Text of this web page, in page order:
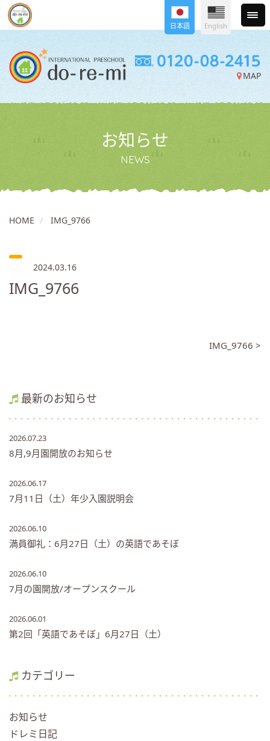
MAP
日本語 English
お知らせ
NEWS
HOME IMG_9766
2024.03.16
IMG_9766
IMG_9766 >
最新のお知らせ
2026.07.23
8月,9月園開放のお知らせ
2026.06.17
7月11日（土）年少入園説明会
2026.06.10
満員御礼：6月27日（土）の英語であそぼ
2026.06.10
7月の園開放/オープンスクール
2026.06.01
第2回「英語であそぼ」6月27日（土）
カテゴリー
お知らせ
ドレミ日記